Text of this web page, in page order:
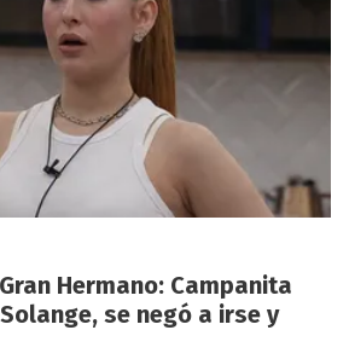
Hermano: Campanita
se negó a irse y